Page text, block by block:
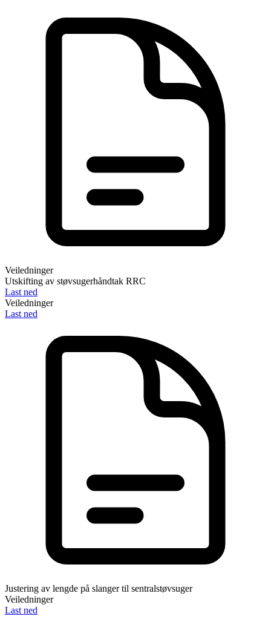
Veiledninger
Utskifting av støvsugerhåndtak RRC
Last ned
Veiledninger
Last ned
Justering av lengde på slanger til sentralstøvsuger
Veiledninger
Last ned